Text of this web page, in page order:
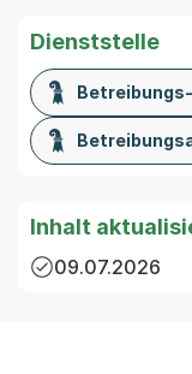
Dienststelle
Inhalt
09.07.2026